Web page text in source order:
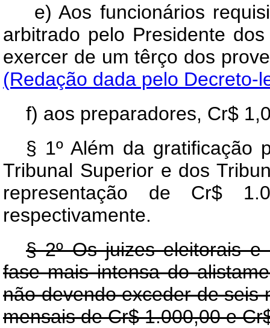
e) Aos funcionários
arbitrado pelo Presidente
exercer de um têrço
(Redação dada pelo Decreto-
f) aos preparadores, Cr$
§ 1º Além da gratificação
Tribunal Superior e dos
representação de Cr$
respectivamente.
§ 2º Os juizes eleitorais
fase mais intensa do
não devendo exceder de seis
mensais de Cr$ 1.000,00 e